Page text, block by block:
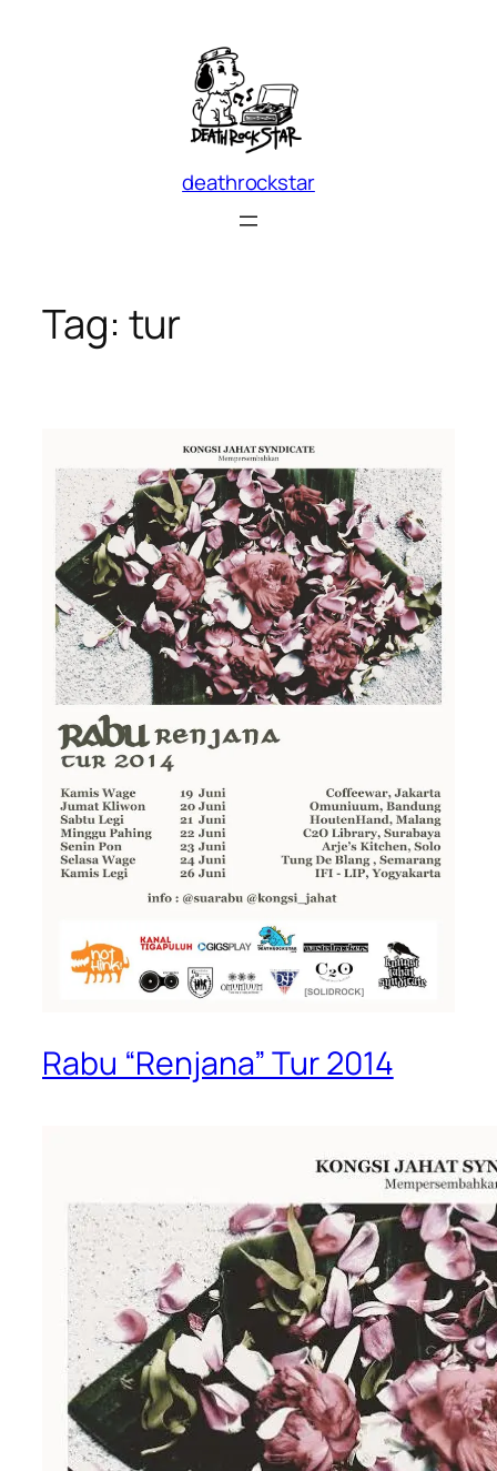
deathrockstar
Tag: tur
Rabu “Renjana” Tur 2014